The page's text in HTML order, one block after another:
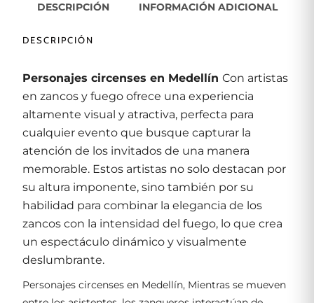
DESCRIPCIÓN INFORMACIÓN ADICIONAL
DESCRIPCIÓN
Personajes circenses en Medellín Con artistas
en zancos y fuego ofrece una experiencia
altamente visual y atractiva, perfecta para
cualquier evento que busque capturar la
atención de los invitados de una manera
memorable. Estos artistas no solo destacan por
su altura imponente, sino también por su
habilidad para combinar la elegancia de los
zancos con la intensidad del fuego, lo que crea
un espectáculo dinámico y visualmente
deslumbrante.
Personajes circenses en Medellín, Mientras se mueven